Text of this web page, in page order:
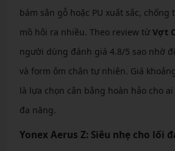
bám sân gỗ hoặc PU xuất sắc, chống
mồ hôi ra nhiều. Theo review từVợt
người dùng đánh giá 4.8/5 sao nhờ
và form ôm chân tự nhiên. Giá
là lựa chọn cân bằng hoàn hảo cho
đa năng.
Yonex Aerus Z: Siêu nhẹ cho lối